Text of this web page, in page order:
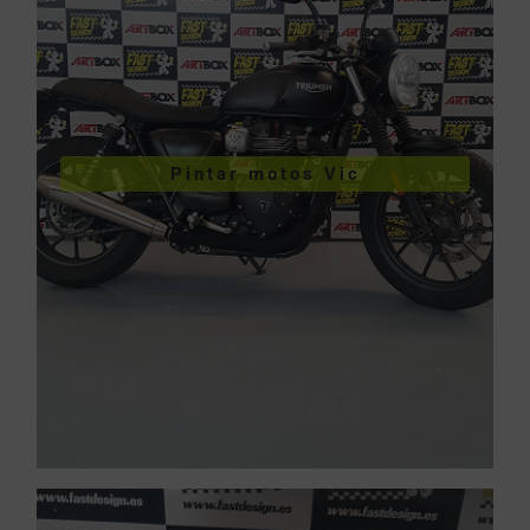
Pintar motos Vic
Pintar motos Vic
VER PINTURA DE MOTOS